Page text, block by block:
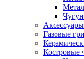
Аксессуары
Газовые
Костровые